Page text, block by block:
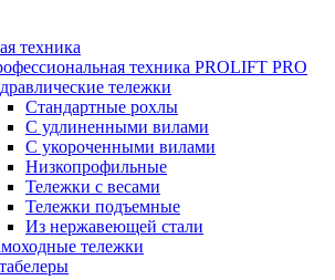
техника
техника PROLIFT PRO
тележки
Стандартные рохлы
С удлиненными вилами
С укороченными вилами
Низкопрофильные
Тележки с весами
Тележки подъемные
Из нержавеющей стали
тележки